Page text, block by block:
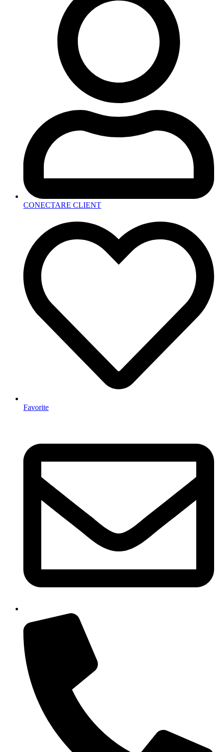
CONECTARE CLIENT
Favorite